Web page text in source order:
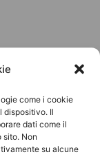
come i cookie
dispositivo. Il
dati come il
sito. Non
su alcune